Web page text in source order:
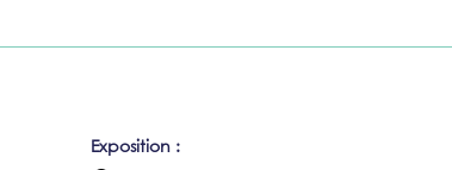
Exposition :